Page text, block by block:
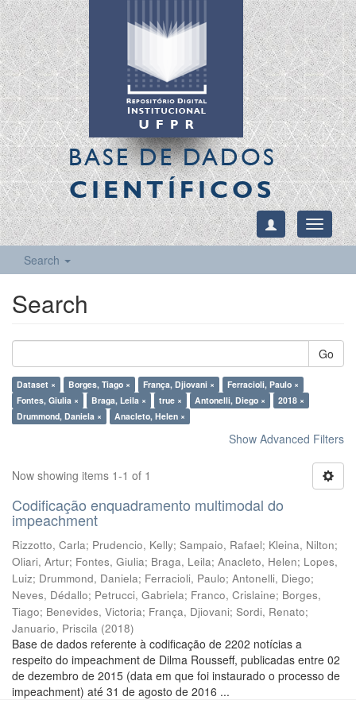
BASE DE DADOS
CIENTÍFICOS
Toggle
Search
Search
Go
Dataset × Borges, Tiago × França, Djiovani ×
Ferracioli, Paulo ×
Fontes, Giulia ×
Braga, Leila × true × Antonelli, Diego ×
2018 ×
Drummond, Daniela ×
Anacleto, Helen ×
Show Advanced Filters
Now showing items 1-1 of 1
Codificação enquadramento multimodal do
impeachment
Rizzotto, Carla; Prudencio, Kelly; Sampaio, Rafael; Kleina, Nilton;
Oliari, Artur; Fontes, Giulia; Braga, Leila; Anacleto, Helen; Lopes,
Luiz; Drummond, Daniela; Ferracioli, Paulo; Antonelli, Diego;
Neves, Dédallo; Petrucci, Gabriela; Franco, Crislaine; Borges,
Tiago; Benevides, Victoria; França, Djiovani; Sordi, Renato;
Januario, Priscila (2018)
Base de dados referente à codificação de 2202 notícias a
respeito do impeachment de Dilma Rousseff, publicadas entre 02
de dezembro de 2015 (data em que foi instaurado o processo de
impeachment) até 31 de agosto de 2016 ...